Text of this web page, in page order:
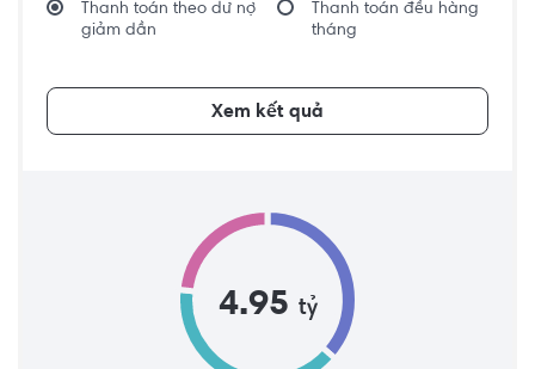
Thanh toán theo dư nợ
giảm dần
Thanh toán đều hàng
tháng
Xem kết quả
4.95 tỷ